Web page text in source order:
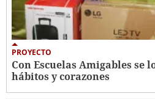
PROYECTO
Con Escuelas Amigables se
hábitos y corazones